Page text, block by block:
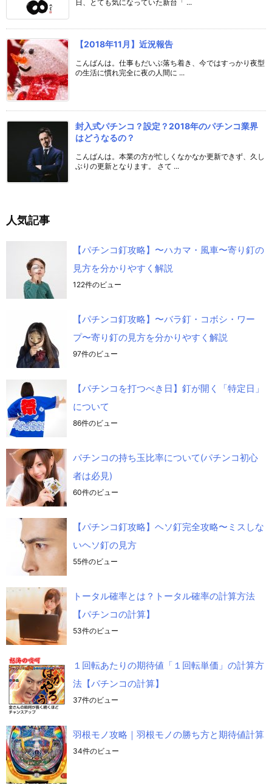
日、とても気になっていた新台「 ...
【2018年11月】近況報告
こんばんは。仕事もだいぶ落ち着き、今ではすっかり夜型
の生活に慣れ完全に夜の人間に ...
封入式パチンコ？設定？2018年のパチンコ業界
はどうなるの？
こんばんは。本業の方が忙しくなかなか更新できず、久し
ぶりの更新となります。 さて ...
人気記事
【パチンコ釘攻略】〜ハカマ・風車〜寄り釘の
見方を分かりやすく解説
122件のビュー
【パチンコ釘攻略】〜バラ釘・コボシ・ワー
プ〜寄り釘の見方を分かりやすく解説
97件のビュー
【パチンコを打つべき日】釘が開く「特定日」
について
86件のビュー
パチンコの持ち玉比率について(パチンコ初心
者は必見)
60件のビュー
【パチンコ釘攻略】ヘソ釘完全攻略〜ミスしな
いヘソ釘の見方
55件のビュー
トータル確率とは？トータル確率の計算方法
【パチンコの計算】
53件のビュー
１回転あたりの期待値「１回転単価」の計算方
法【パチンコの計算】
37件のビュー
羽根モノ攻略｜羽根モノの勝ち方と期待値計算
34件のビュー